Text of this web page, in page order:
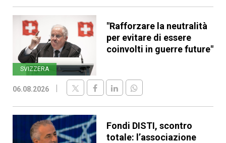
SVIZZERA
"Rafforzare la neutralità
per evitare di essere
coinvolti in guerre future"
06.08.2026
Fondi DISTI, scontro
totale: l’associazione